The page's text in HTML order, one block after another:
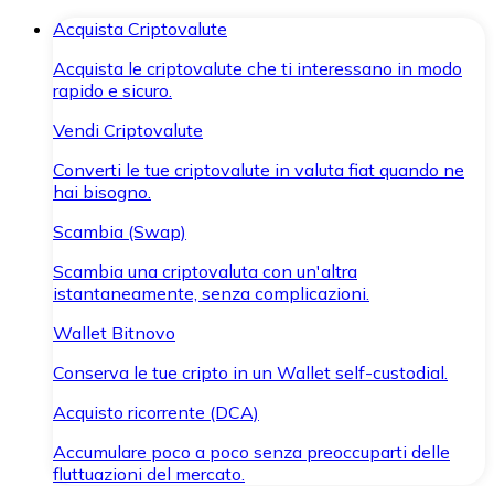
Acquista Criptovalute
Acquista le criptovalute che ti interessano in modo
rapido e sicuro.
Vendi Criptovalute
Converti le tue criptovalute in valuta fiat quando ne
hai bisogno.
Scambia (Swap)
Scambia una criptovaluta con un'altra
istantaneamente, senza complicazioni.
Wallet Bitnovo
Conserva le tue cripto in un Wallet self-custodial.
Acquisto ricorrente (DCA)
Accumulare poco a poco senza preoccuparti delle
fluttuazioni del mercato.